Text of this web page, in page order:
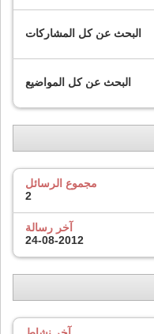
البحث عن كل المشاركات
البحث عن كل المواضيع
مجموع الرسائل
2
آخر رسالة
24-08-2012